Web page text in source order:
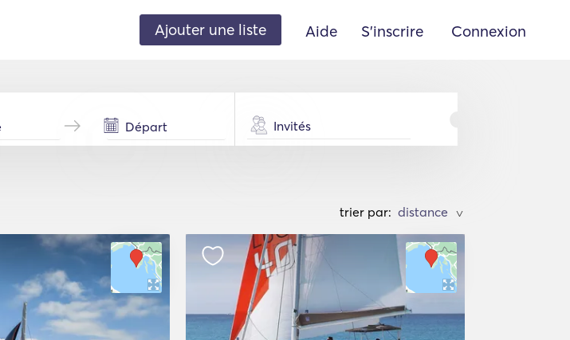
Ajouter une liste Aide S'inscrire Connexion
Invités
trier par: >